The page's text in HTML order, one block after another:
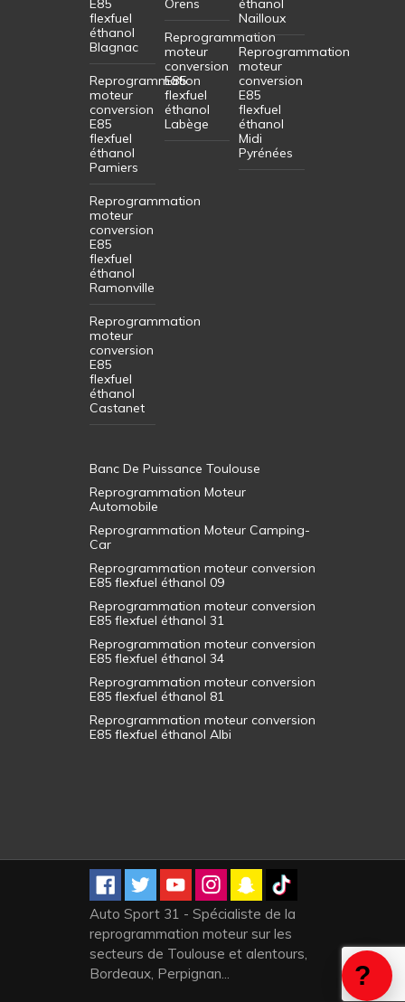
E85
flexfuel
éthanol
Blagnac
Reprogrammation
moteur
conversion
E85
flexfuel
éthanol
Pamiers
Reprogrammation
moteur
conversion
E85
flexfuel
éthanol
Ramonville
Reprogrammation
moteur
conversion
E85
flexfuel
éthanol
Castanet
Orens
Reprogrammation
moteur
conversion
E85
flexfuel
éthanol
Labège
éthanol
Nailloux
Reprogrammation
moteur
conversion
E85
flexfuel
éthanol
Midi
Pyrénées
Banc De Puissance Toulouse
Reprogrammation Moteur
Automobile
Reprogrammation Moteur Camping-
Car
Reprogrammation moteur conversion
E85 flexfuel éthanol 09
Reprogrammation moteur conversion
E85 flexfuel éthanol 31
Reprogrammation moteur conversion
E85 flexfuel éthanol 34
Reprogrammation moteur conversion
E85 flexfuel éthanol 81
Reprogrammation moteur conversion
E85 flexfuel éthanol Albi
Auto Sport 31 - Spécialiste de la
reprogrammation moteur sur les
secteurs de Toulouse et alentours,
Bordeaux, Perpignan...